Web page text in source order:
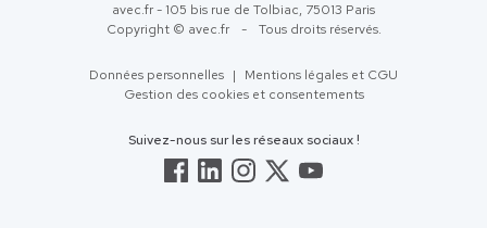
avec.fr - 105 bis rue de Tolbiac, 75013 Paris
Copyright © avec.fr
- Tous droits réservés.
Données personnelles |
Mentions légales et CGU
Gestion des cookies et consentements
Suivez-nous sur les réseaux sociaux !